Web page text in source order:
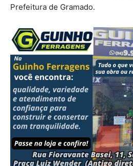
Prefeitura de Gramado.